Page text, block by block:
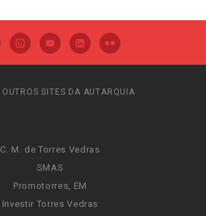
OUTROS SITES DA AUTARQUIA
C. M. de Torres Vedras
SMAS
Promotorres, EM
Investir Torres Vedras